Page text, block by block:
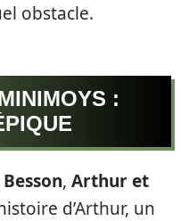
obstacle.
:
, Arthur et
d’Arthur, un